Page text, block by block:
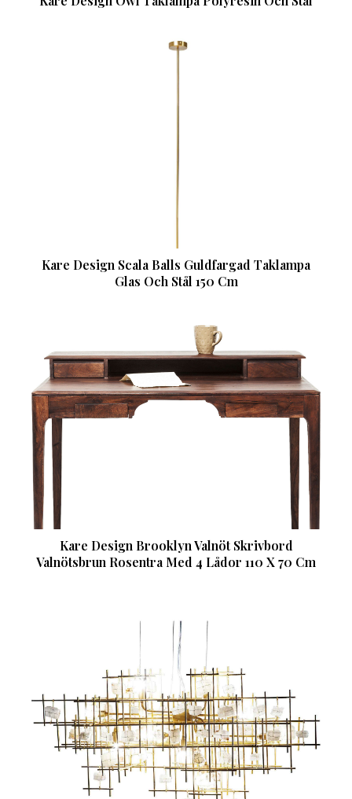
Kare Design Scala Balls Guldfargad Taklampa
Glas Och Stål 150 Cm
Kare Design Brooklyn Valnöt Skrivbord
Valnötsbrun Rosentra Med 4 Lådor 110 X 70 Cm